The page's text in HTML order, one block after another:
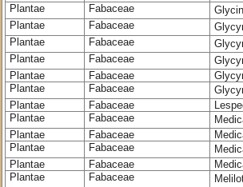
Plantae
Fabaceae
Plantae
Fabaceae
Plantae
Fabaceae
Plantae
Fabaceae
Plantae
Fabaceae
Plantae
Fabaceae
Plantae
Fabaceae
Plantae
Fabaceae
Plantae
Fabaceae
Plantae
Fabaceae
Plantae
Fabaceae
Plantae
Fabaceae